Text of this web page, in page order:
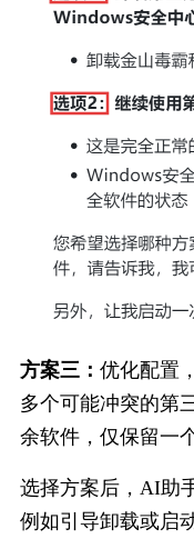
方案三： 优化配置
多个可能冲突的第
余软件，仅保留一
选择方案后，AI助
例如引导卸载或启